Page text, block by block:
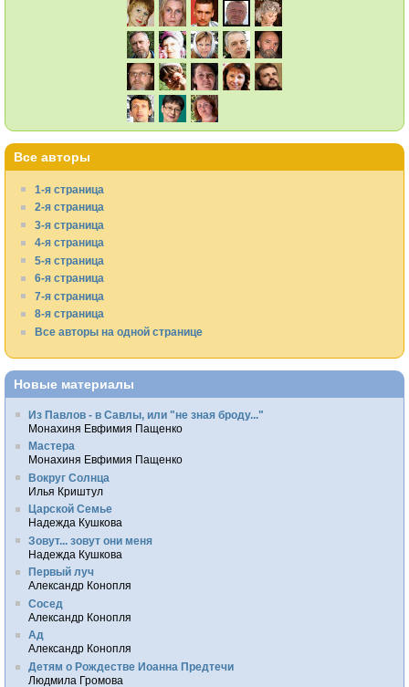
Все авторы
1-я страница
2-я страница
3-я страница
4-я страница
5-я страница
6-я страница
7-я страница
8-я страница
Все авторы на одной странице
Новые материалы
Из Павлов - в Савлы, или "не зная броду..."
Монахиня Евфимия Пащенко
Мастера
Монахиня Евфимия Пащенко
Вокруг Солнца
Илья Криштул
Царской Семье
Надежда Кушкова
Зовут... зовут они меня
Надежда Кушкова
Первый луч
Александр Конопля
Сосед
Александр Конопля
Ад
Александр Конопля
Детям о Рождестве Иоанна Предтечи
Людмила Громова